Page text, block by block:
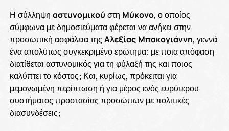
Η σύλληψη αστυνομικού στη Μύκονο, ο οποίος
σύμφωνα με δημοσιεύματα φέρεται να ανήκει στην
προσωπική ασφάλεια της Αλεξίας Μπακογιάννη, γεννά
ένα απολύτως συγκεκριμένο ερώτημα: με ποια απόφαση
διατίθεται αστυνομικός για τη φύλαξή της και ποιος
καλύπτει το κόστος; Και, κυρίως, πρόκειται για
μεμονωμένη περίπτωση ή για μέρος ενός ευρύτερου
συστήματος προστασίας προσώπων με πολιτικές
διασυνδέσεις;